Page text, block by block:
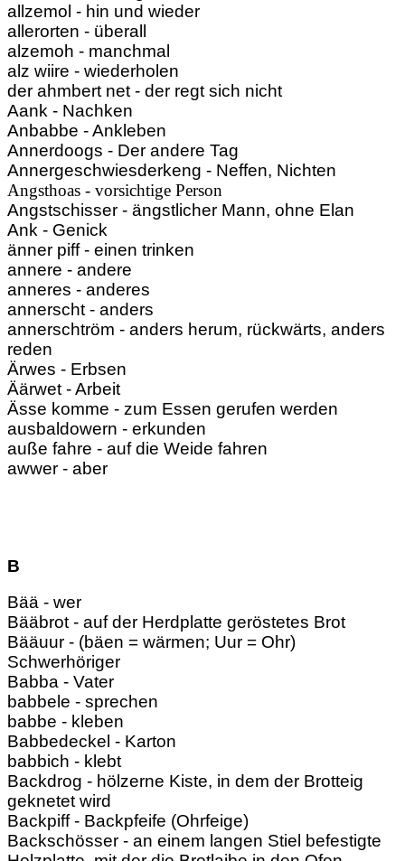
allzemol - hin und wieder
allerorten - überall
alzemoh - manchmal
alz wiire - wiederholen
der ahmbert net - der regt sich nicht
Aank - Nachken
Anbabbe - Ankleben
Annerdoogs - Der andere Tag
Annergeschwiesderkeng - Neffen, Nichten
Angsthoas - vorsichtige Person
Angstschisser - ängstlicher Mann, ohne Elan
Ank - Genick
änner piff - einen trinken
annere - andere
anneres - anderes
annerscht - anders
annerschtröm - anders herum, rückwärts, anders
reden
Ärwes - Erbsen
Äärwet - Arbeit
Ässe komme - zum Essen gerufen werden
ausbaldowern - erkunden
auße fahre - auf die Weide fahren
awwer - aber
B
Bää - wer
Bääbrot - auf der Herdplatte geröstetes Brot
Bääuur - (bäen = wärmen; Uur = Ohr)
Schwerhöriger
Babba - Vater
babbele - sprechen
babbe - kleben
Babbedeckel - Karton
babbich - klebt
Backdrog - hölzerne Kiste, in dem der Brotteig
geknetet wird
Backpiff - Backpfeife (Ohrfeige)
Backschösser - an einem langen Stiel befestigte